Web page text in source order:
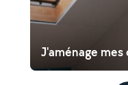
J'aménage mes